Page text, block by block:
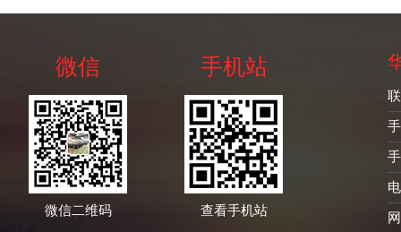
微信
微信二维码
手机站
查看手机站